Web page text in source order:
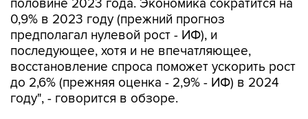
половине 2023 года. Экономика сократится на
0,9% в 2023 году (прежний прогноз
предполагал нулевой рост - ИФ), и
последующее, хотя и не впечатляющее,
восстановление спроса поможет ускорить рост
до 2,6% (прежняя оценка - 2,9% - ИФ) в 2024
году", - говорится в обзоре.